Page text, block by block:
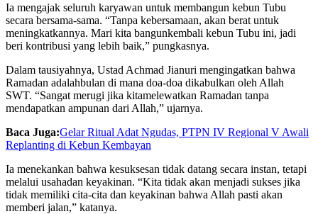
Ia mengajak seluruh karyawan untuk membangun kebun Tubu
secara bersama-sama. “Tanpa kebersamaan, akan berat untuk
meningkatkannya. Mari kita bangunkembali kebun Tubu ini, jadi
beri kontribusi yang lebih baik,” pungkasnya.
Dalam tausiyahnya, Ustad Achmad Jianuri mengingatkan bahwa
Ramadan adalahbulan di mana doa-doa dikabulkan oleh Allah
SWT. “Sangat merugi jika kitamelewatkan Ramadan tanpa
mendapatkan ampunan dari Allah,” ujarnya.
Baca Juga:Gelar Ritual Adat Ngudas, PTPN IV Regional V Awali
Replanting di Kebun Kembayan
Ia menekankan bahwa kesuksesan tidak datang secara instan, tetapi
melalui usahadan keyakinan. “Kita tidak akan menjadi sukses jika
tidak memiliki cita-cita dan keyakinan bahwa Allah pasti akan
memberi jalan,” katanya.